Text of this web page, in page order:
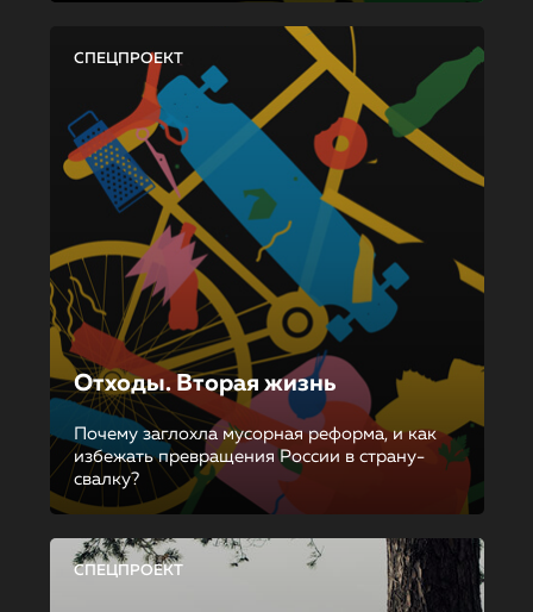
СПЕЦПРОЕКТ
Отходы. Вторая жизнь
Почему заглохла мусорная реформа, и как
избежать превращения России в страну-
свалку?
СПЕЦПРОЕКТ